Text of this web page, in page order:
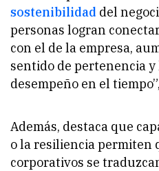
sostenibilidad del
personas logran
con el de la empresa,
sentido de pertenencia
desempeño en el
Además, destaca que
o la resiliencia permiten
corporativos se